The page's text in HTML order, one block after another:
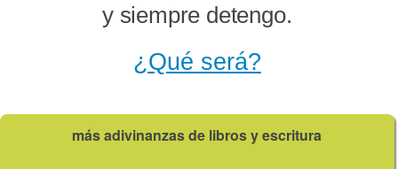
y siempre detengo.
¿Qué será?
más adivinanzas de libros y escritura